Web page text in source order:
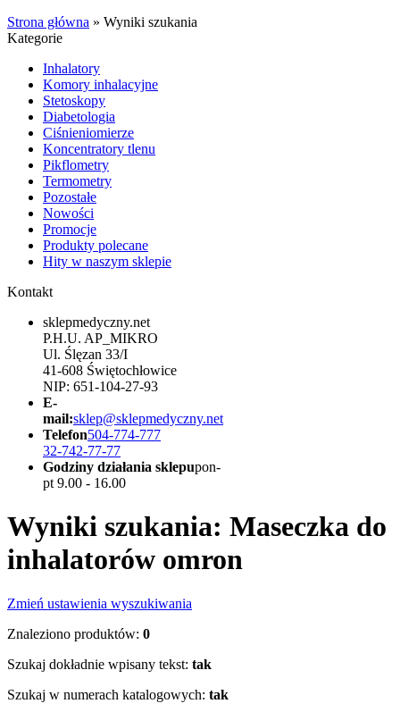
Strona główna » Wyniki szukania
Kategorie
Inhalatory
Komory inhalacyjne
Stetoskopy
Diabetologia
Ciśnieniomierze
Koncentratory tlenu
Pikflometry
Termometry
Pozostałe
Nowości
Promocje
Produkty polecane
Hity w naszym sklepie
Kontakt
sklepmedyczny.net
P.H.U. AP_MIKRO
Ul. Ślęzan 33/I
41-608 Świętochłowice
NIP: 651-104-27-93
E-
mail:sklep@sklepmedyczny.net
Telefon504-774-777
32-742-77-77
Godziny działania sklepupon-
pt 9.00 - 16.00
Wyniki szukania: Maseczka do
inhalatorów omron
Zmień ustawienia wyszukiwania
Znaleziono produktów: 0
Szukaj dokładnie wpisany tekst: tak
Szukaj w numerach katalogowych: tak